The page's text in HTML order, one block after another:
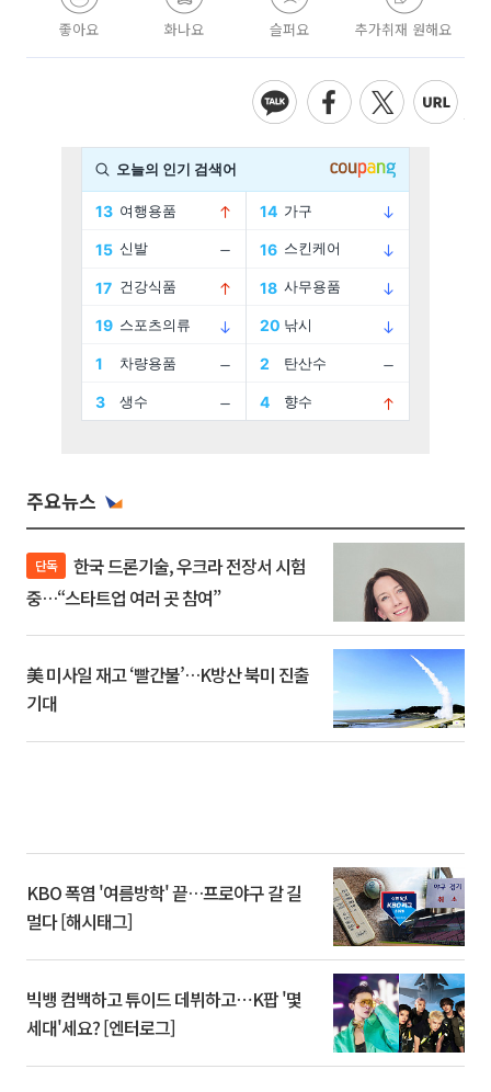
좋아요 화나요 슬퍼요 추가취재 원해요
주요뉴스
단독
중…“스타트업 여러 곳 참여”
美 미사일 재고 ‘빨간불’…K방산 북미 진출
기대
KBO 폭염 '여름방학' 끝…프로야구 갈 길
멀다 [해시태그]
빅뱅 컴백하고 튜이드 데뷔하고⋯K팝 '몇
세대'세요? [엔터로그]